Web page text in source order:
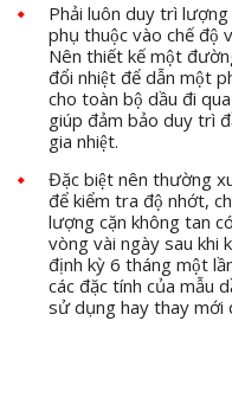
Phải luôn duy trì
phụ thuộc vào chế độ
Nên thiết kế một
đổi nhiệt để dẫn một
cho toàn bộ dầu đi
giúp đảm bảo duy trì
gia nhiệt.
Đặc biệt nên thường
để kiểm tra độ nhớt,
lượng cặn không tan
vòng vài ngày sau khi
định kỳ 6 tháng một
các đặc tính của mẫu
sử dụng hay thay mới